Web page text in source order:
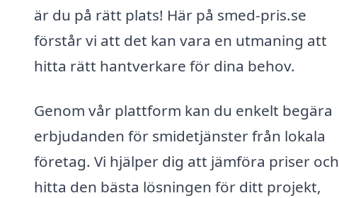
är du på rätt plats! Här på smed-pris.se
förstår vi att det kan vara en utmaning att
hitta rätt hantverkare för dina behov.
Genom vår plattform kan du enkelt begära
erbjudanden för smidetjänster från lokala
företag. Vi hjälper dig att jämföra priser och
hitta den bästa lösningen för ditt projekt,